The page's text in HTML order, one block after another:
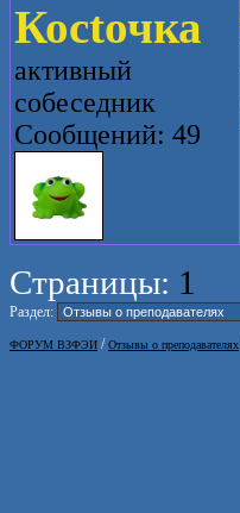
Косtочка
активный
собеседник
Сообщений: 49
Страницы: 1
Раздел:
ФОРУМ ВЗФЭИ /Отзывы о преподавателях